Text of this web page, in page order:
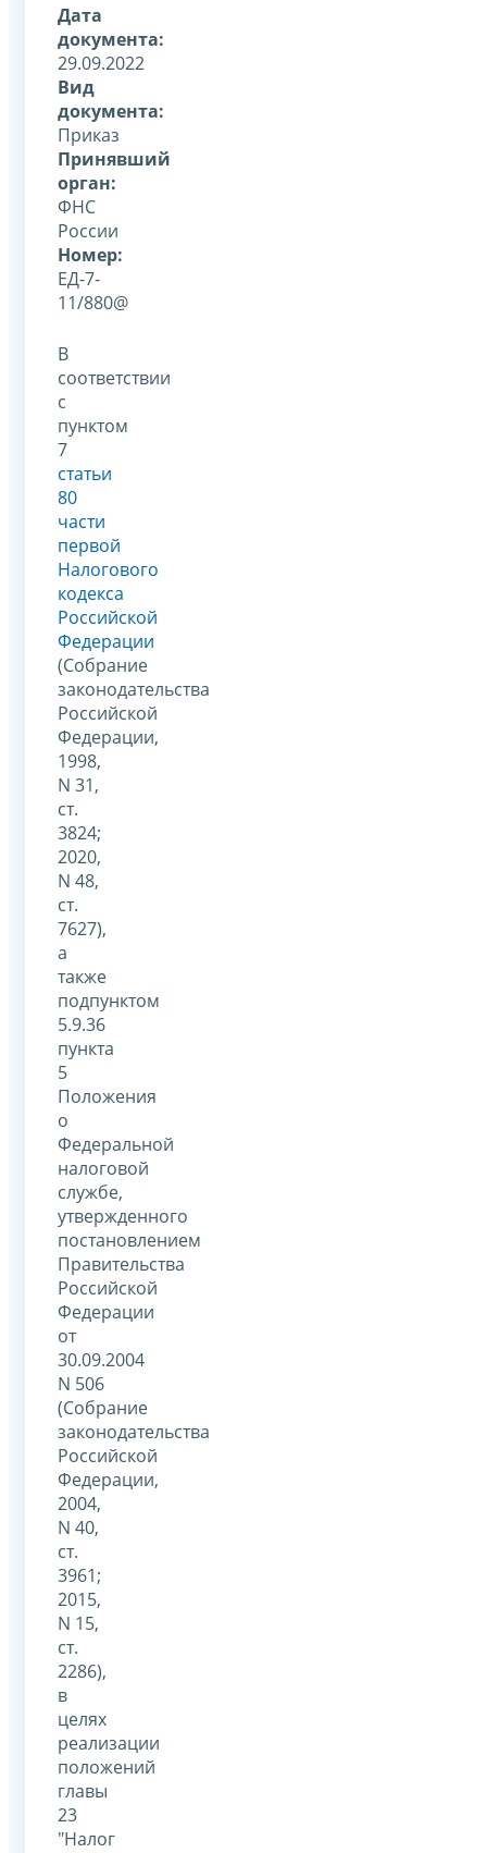
Дата
документа:
29.09.2022
Вид
документа:
Приказ
Принявший
орган:
ФНС
России
Номер:
ЕД-7-
11/880@
В
соответствии
с
пунктом
7
статьи
80
части
первой
Налогового
кодекса
Российской
Федерации
(Собрание
законодательства
Российской
Федерации,
1998,
N 31,
ст.
3824;
2020,
N 48,
ст.
7627),
а
также
подпунктом
5.9.36
пункта
5
Положения
о
Федеральной
налоговой
службе,
утвержденного
постановлением
Правительства
Российской
Федерации
от
30.09.2004
N 506
(Собрание
законодательства
Российской
Федерации,
2004,
N 40,
ст.
3961;
2015,
N 15,
ст.
2286),
в
целях
реализации
положений
главы
23
"Налог